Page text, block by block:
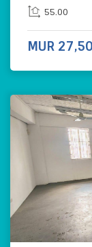
55.00
MUR